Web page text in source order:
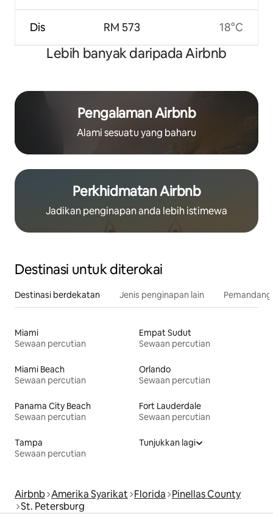
Dis RM 573 18°C
Lebih banyak daripada Airbnb
Pengalaman Airbnb
Alami sesuatu yang baharu
Perkhidmatan Airbnb
Jadikan penginapan anda lebih istimewa
Destinasi untuk diterokai
Destinasi berdekatan Jenis penginapan lain
Miami
Sewaan percutian
Empat Sudut
Sewaan percutian
Miami Beach
Sewaan percutian
Orlando
Sewaan percutian
Panama City Beach
Sewaan percutian
Fort Lauderdale
Sewaan percutian
Tampa
Sewaan percutian
Tunjukkan lagi
Airbnb Amerika Syarikat Florida Pinellas County
St. Petersburg